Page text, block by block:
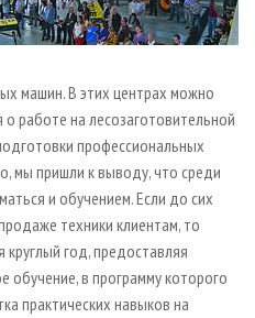
машин. В этих центрах можно
работе на лесозаготовительной
профессиональных
мы пришли к выводу, что среди
и обучением. Если до сих
техники клиентам, то
год, предоставляя
в программу которого
практических навыков на